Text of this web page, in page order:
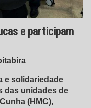
e participam
e solidariedade
das unidades de
(HMC),